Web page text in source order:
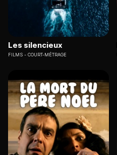
Les silencieux
FILMS COURT-MÉTRAGE